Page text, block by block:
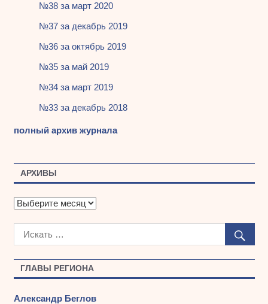
ГЛАВЫ РЕГИОНА
Александр Беглов
№38 за март 2020
№37 за декабрь 2019
№36 за октябрь 2019
№35 за май 2019
№34 за март 2019
№33 за декабрь 2018
полный архив журнала
АРХИВЫ
А
х
ы